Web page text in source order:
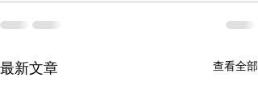
最新文章 查看全部